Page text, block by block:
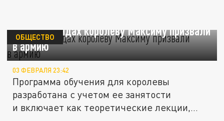
В Нидерландах королеву Максиму призвали
в армию
ОБЩЕСТВО
03 ФЕВРАЛЯ 23:42
Программа обучения для королевы
разработана с учетом ее занятости
и включает как теоретические лекции,